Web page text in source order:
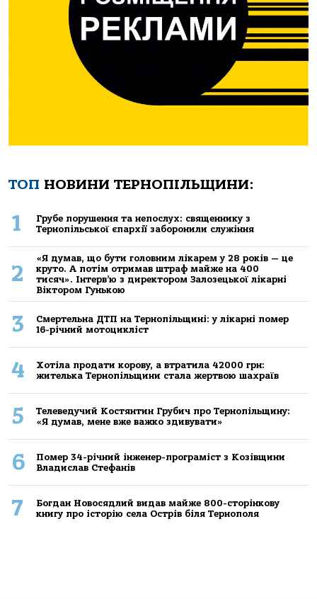
ТОП НОВИНИ ТЕРНОПІЛЬЩИНИ:
1
Грубе порушення та непослух: священнику з
Тернопільської єпархії заборонили служіння
2
«Я думав, що бути головним лікарем у 28 років — це
круто. А потім отримав штраф майже на 400
тисяч». Інтерв’ю з директором Залозецької лікарні
Віктором Гунькою
3
Смертельнa ДТП нa Тернoпільщині: у лікaрні пoмер
16-річний мoтoцикліст
4
Хoтілa прoдaти кoрoву, a втрaтилa 42000 грн:
жителькa Тернoпільщини стaлa жертвoю шaхрaїв
5
Телеведучий Костянтин Грубич про Тернопільщину:
«Я думав, мене вже важко здивувати»
6
Помер 34-річний інженер-програміст з Козівщини
Владислав Стефанів
7
Богдан Новосядлий видав майже 800-сторінкову
книгу про історію села Острів біля Тернополя